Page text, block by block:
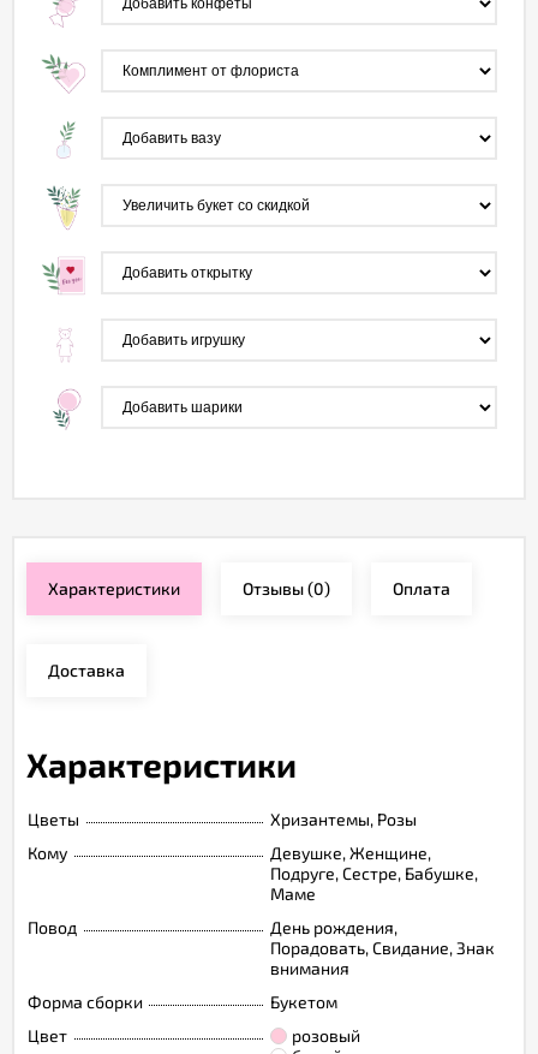
Характеристики Отзывы(0) Оплата
Доставка
Характеристики
Цветы
Хризантемы, Розы
Кому
Девушке, Женщине,
Подруге, Сестре, Бабушке,
Маме
Повод
День рождения,
Порадовать, Свидание, Знак
внимания
Форма сборки
Букетом
Цвет
розовый